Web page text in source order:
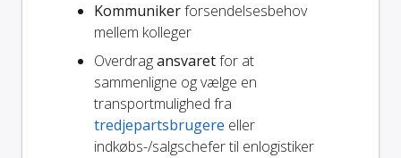
Kommunikerforsendelsesbehov
mellem kolleger
Overdragansvaretfor at
sammenligne og vælge en
transportmulighed fra
tredjepartsbrugere eller
indkøbs-/salgschefer til enlogistiker